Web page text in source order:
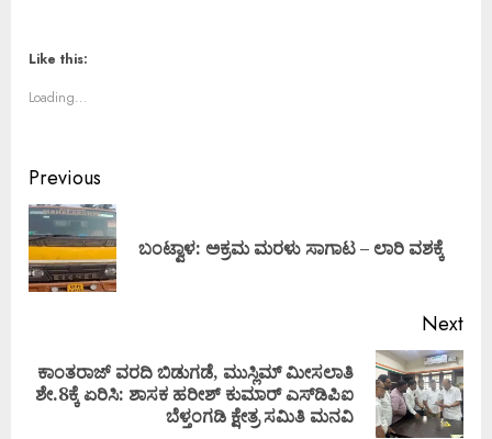
Like this:
Loading...
Previous
ಬಂಟ್ವಾಳ: ಅಕ್ರಮ ಮರಳು ಸಾಗಾಟ – ಲಾರಿ ವಶಕ್ಕೆ
Next
ಕಾಂತರಾಜ್ ವರದಿ ಬಿಡುಗಡೆ, ಮುಸ್ಲಿಮ್ ಮೀಸಲಾತಿ
ಶೇ.8ಕ್ಕೆ ಏರಿಸಿ: ಶಾಸಕ ಹರೀಶ್ ಕುಮಾರ್ ಎಸ್‌ಡಿಪಿಐ
ಬೆಳ್ತಂಗಡಿ ಕ್ಷೇತ್ರ ಸಮಿತಿ ಮನವಿ